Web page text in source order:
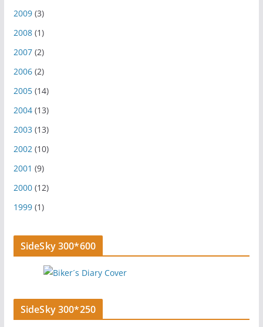
2009(3)
2008(1)
2007(2)
2006(2)
2005(14)
2004(13)
2003 (13)
2002(10)
2001 (9)
2000(12)
1999(1)
SideSky 300*600
SideSky 300*250